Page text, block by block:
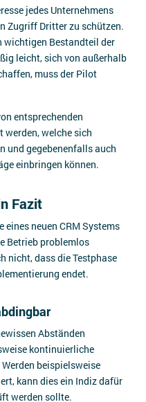
jedes Unternehmens
Zugriff Dritter zu schützen.
wichtigen Bestandteil der
leicht, sich von außerhalb
muss der Pilot
entsprechenden
werden, welche sich
und gegebenenfalls auch
einbringen können.
Fazit
eines neuen CRM Systems
Betrieb problemlos
nicht, dass die Testphase
endet.
Abständen
kontinuierliche
beispielsweise
kann dies ein Indiz dafür
werden sollte.